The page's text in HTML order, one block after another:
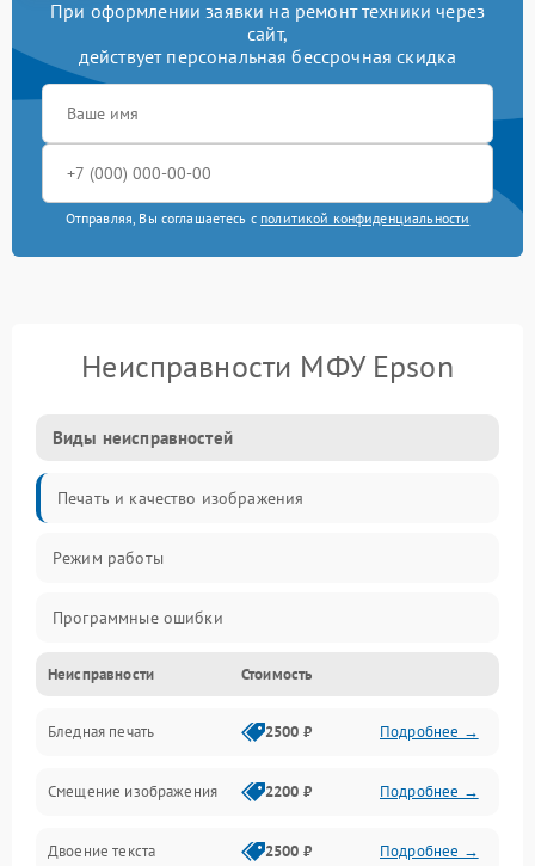
При оформлении заявки на ремонт техники через
сайт,
действует персональная бессрочная скидка
Отправляя, Вы соглашаетесь с политикой конфиденциальности
Неисправности МФУ Epson
Виды неисправностей
Печать и качество изображения
Режим работы
Программные ошибки
Картриджи и расходники
Сканер и копирование
Механика и узлы
Программные сбои
Неисправности Стоимость
Бледная печать 2500 ₽ Подробнее →
Смещение изображения 2200 ₽ Подробнее →
Двоение текста 2500 ₽ Подробнее →